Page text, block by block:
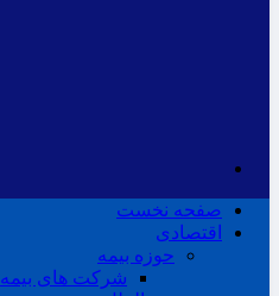
صفحه نخست
اقتصادی
حوزه بیمه
شرکت های بیمه